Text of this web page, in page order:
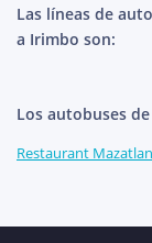
Las líneas de
a Irimbo son:
Los autobuses
Restaurant